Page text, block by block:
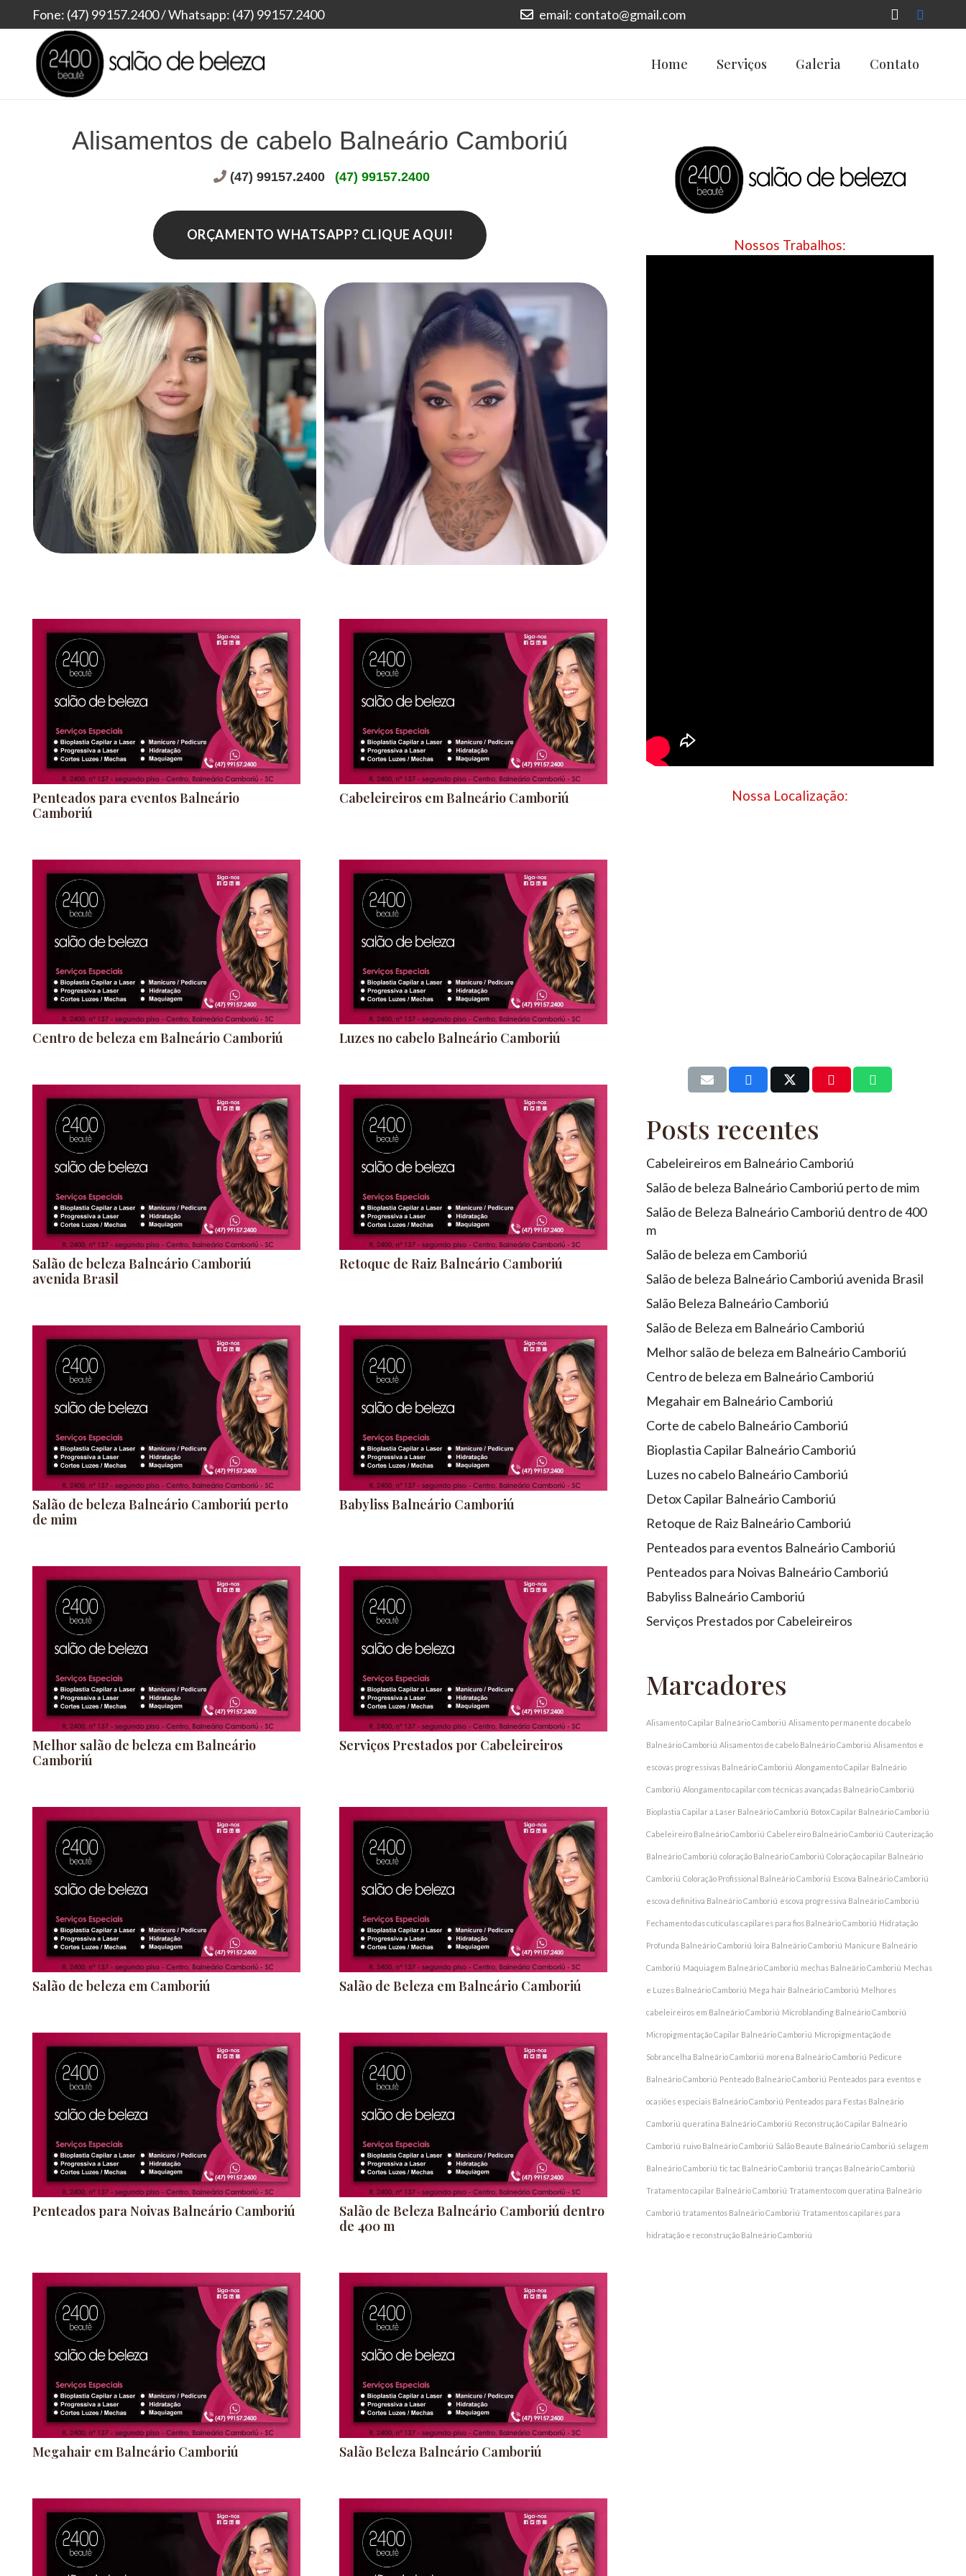
Fone: (47) 99157.2400 / Whatsapp: (47) 99157.2400 email: contato@gmail.com
Home Serviços Galeria Contato
Alisamentos de cabelo Balneário Camboriú
(47) 99157.2400 (47) 99157.2400
ORÇAMENTO WHATSAPP? CLIQUE AQUI!
Penteados para eventos Balneário
Camboriú
Cabeleireiros em Balneário Camboriú
Centro de beleza em Balneário Camboriú Luzes no cabelo Balneário Camboriú
Salão de beleza Balneário Camboriú
avenida Brasil
Retoque de Raiz Balneário Camboriú
Salão de beleza Balneário Camboriú perto
de mim
Babyliss Balneário Camboriú
Melhor salão de beleza em Balneário
Camboriú
Serviços Prestados por Cabeleireiros
Salão de beleza em Camboriú Salão de Beleza em Balneário Camboriú
Penteados para Noivas Balneário Camboriú
Salão de Beleza Balneário Camboriú dentro
de 400 m
Megahair em Balneário Camboriú Salão Beleza Balneário Camboriú
Nossos Trabalhos:
Nossa Localização:
Posts recentes
Cabeleireiros em Balneário Camboriú
Salão de beleza Balneário Camboriú perto de mim
Salão de Beleza Balneário Camboriú dentro de 400
m
Salão de beleza em Camboriú
Salão de beleza Balneário Camboriú avenida Brasil
Salão Beleza Balneário Camboriú
Salão de Beleza em Balneário Camboriú
Melhor salão de beleza em Balneário Camboriú
Centro de beleza em Balneário Camboriú
Megahair em Balneário Camboriú
Corte de cabelo Balneário Camboriú
Bioplastia Capilar Balneário Camboriú
Luzes no cabelo Balneário Camboriú
Detox Capilar Balneário Camboriú
Retoque de Raiz Balneário Camboriú
Penteados para eventos Balneário Camboriú
Penteados para Noivas Balneário Camboriú
Babyliss Balneário Camboriú
Serviços Prestados por Cabeleireiros
Marcadores
Alisamento Capilar Balneário Camboriú Alisamento permanente do cabelo
Balneário Camboriú Alisamentos de cabelo Balneário Camboriú Alisamentos e
escovas progressivas Balneário Camboriú Alongamento Capilar Balneário
Camboriú Alongamento capilar com técnicas avançadas Balneário Camboriú
Bioplastia Capilar a Laser Balneário Camboriú Botox Capilar Balneário Camboriú
Cabeleireiro Balneário Camboriú Cabelereiro Balneário Camboriú Cauterização
Balneário Camboriú coloração Balneário Camboriú Coloração capilar Balneário
Camboriú Coloração Profissional Balneário Camboriú Escova Balneário Camboriú
escova definitiva Balneário Camboriú escova progressiva Balneário Camboriú
Fechamento das cutículas capilares para fios Balneário Camboriú Hidratação
Profunda Balneário Camboriú loira Balneário Camboriú Manicure Balneário
Camboriú Maquiagem Balneário Camboriú mechas Balneário Camboriú Mechas
e Luzes Balneário Camboriú Mega hair Balneário Camboriú Melhores
cabeleireiros em Balneário Camboriú Microblanding Balneário Camboriú
Micropigmentação Capilar Balneário Camboriú Micropigmentação de
Sobrancelha Balneário Camboriú morena Balneário Camboriú Pedicure
Balneário Camboriú Penteado Balneário Camboriú Penteados para eventos e
ocasiões especiais Balneário Camboriú Penteados para Festas Balneário
Camboriú queratina Balneário Camboriú Reconstrução Capilar Balneário
Camboriú ruivo Balneário Camboriú Salão Beaute Balneário Camboriú selagem
Balneário Camboriú tic tac Balneário Camboriú tranças Balneário Camboriú
Tratamento capilar Balneário Camboriú Tratamento com queratina Balneário
Camboriú tratamentos Balneário Camboriú Tratamentos capilares para
hidratação e reconstrução Balneário Camboriú